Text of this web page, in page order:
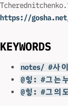
https://
KEYWORDS
notes/ #사
@힣: #그는
@힣: #그의